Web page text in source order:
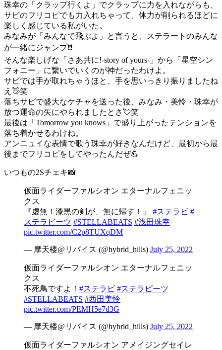
珠幸の「クラップ行くよ」でクラップに力を入れながらも、
サビのフリコピでも力入れちゃって、体力が削られるほどに
楽しく感じている私がいた。
みなみが「みんなで飛ぶよ」と言うと、ステラートのみんな
が一緒にジャンプ❗️❗️
そんな楽しげな「さあ共に!-story of yours-」から「星空シン
フォニー」に繋いでいくのが神だったわけよ。
サビでは手が取れちゃうほと、手を思いっきり振りましたね
え👋笑
落ちサビで盛大なケチャを送った後、みなみ・美怜・珠幸が
放つ運命の矢にやられましたとさ💘笑
最後は「Tomorrow you knows」で盛り上がったテンションを
落ち着かせるわけね。
アンニュイな表情で歌う珠幸が好きなんだけど、最初から最
後までフリコピをしてやったんだぜ💪
いつもの2Sチェキ📸
仮面ライダーファルシオン エターナルフェニッ
クス
『虚無！漆黒の剣が、無に帰す！』 #ステラビ #
ステラビーツ #STELLABEATS #浅田珠幸
pic.twitter.com/C2p8TUXqDM
— 摩天楼@リバイス (@hybrid_hills) July 25, 2022
仮面ライダーファルシオン エターナルフェニッ
クス
不死鳥ですよ！ #ステラビ #ステラビーツ
#STELLABEATS #西田美怜
pic.twitter.com/PEMH5e7d3G
— 摩天楼@リバイス (@hybrid_hills) July 25, 2022
仮面ライダーファルシオン アメイジングセイレ